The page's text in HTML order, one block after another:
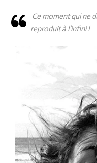
Ce moment qui ne
reproduit à l’infini !